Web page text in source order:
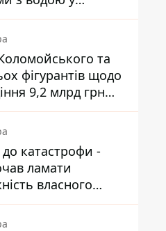
та
фігурантів щодо
9,2 млрд грн
скерували до
катастрофи -
ламати
власного
змусивши
ставку